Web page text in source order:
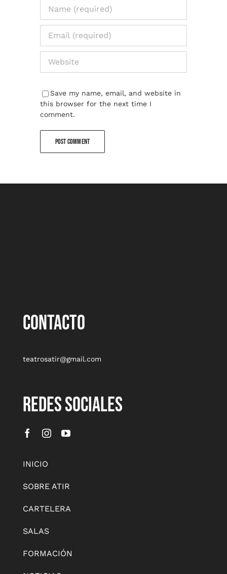
Save my name, email, and website in
this browser for the next time I
comment.
CONTACTO
teatrosatir@gmail.com
REDES SOCIALES
INICIO
SOBRE ATIR
CARTELERA
SALAS
FORMACIÓN